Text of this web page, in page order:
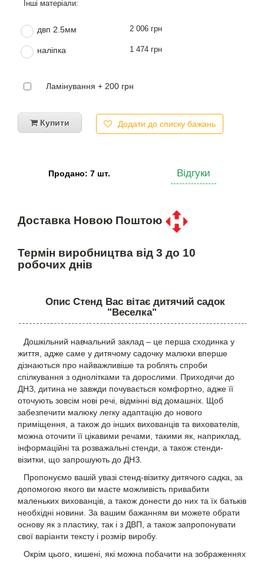
двп 2.5мм 2 006 грн
наліпка 1 474 грн
Ламінування + 200 грн
Купити Додати до списку бажань
Продано: 7 шт. Відгуки
Доставка Новою Поштою
Термін виробництва від 3 до 10
робочих днів
Опис Стенд Вас вітає дитячий садок
"Веселка"
Дошкільний навчальний заклад – це перша сходинка у
життя, адже саме у дитячому садочку малюки вперше
дізнаються про найважливіше та роблять спроби
спілкування з однолітками та дорослими. Приходячи до
ДНЗ, дитина не завжди почувається комфортно, адже її
оточують зовсім нові речі, відмінні від домашніх. Щоб
забезпечити малюку легку адаптацію до нового
приміщення, а також до інших вихованців та вихователів,
можна оточити її цікавими речами, такими як, наприклад,
інформаційні та розважальні стенди, а також стенди-
візитки, що запрошують до ДНЗ.
Пропонуємо вашій увазі стенд-візитку дитячого садка, за
допомогою якого ви маєте можливість привабити
маленьких вихованців, а також донести до них та їх батьків
необхідні новини. За вашим бажанням ви можете обрати
основу як з пластику, так і з ДВП, а також запропонувати
свої варіанти тексту і розмір виробу.
Окрім цього, кишені, які можна побачити на зображеннях